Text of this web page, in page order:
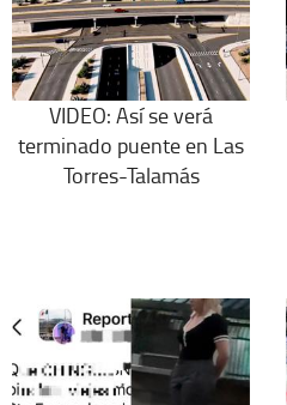
VIDEO: Así se verá
terminado puente en Las
Torres-Talamás